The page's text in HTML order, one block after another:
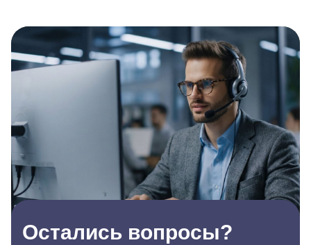
Остались вопросы?